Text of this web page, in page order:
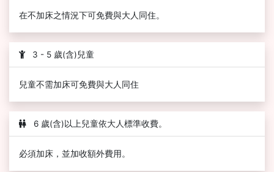
在不加床之情況下可免費與大人同住。
3 - 5 歲(含)兒童
兒童不需加床可免費與大人同住
6 歲(含)以上兒童依大人標準收費。
必須加床，並加收額外費用。